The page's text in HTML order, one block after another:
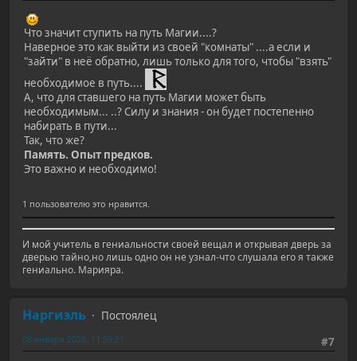
Что значит ступить на путь Магии....?
Наверное это как выйти из своей "комнаты" ....а если и
"зайти" в неё обратно, лишь только для того, чтобы "взять"
необходимое в путь....
А, что для ставшего на путь Магии может быть
необходимым... ..? Силу и знания - он будет постепенно
набирать в пути...
Так, что же?
Память. Опыт предков.
Это важно и необходимо!
1 пользователю это нравится.
И мой учитель в гениальности своей вещал и открывая дверь за
дверью тайно,но лишь одно он не узнал-что слушала его я также
гениально. Марияра.
Наргиэль
Постоялец
#7
08 января 2020, 11:59:21